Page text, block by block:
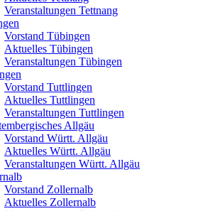
Veranstaltungen Tettnang
Vorstand Tübingen
Aktuelles Tübingen
Veranstaltungen Tübingen
Vorstand Tuttlingen
Aktuelles Tuttlingen
Veranstaltungen Tuttlingen
Allgäu
Vorstand Württ. Allgäu
Aktuelles Württ. Allgäu
Veranstaltungen Württ. Allgäu
Vorstand Zollernalb
Aktuelles Zollernalb